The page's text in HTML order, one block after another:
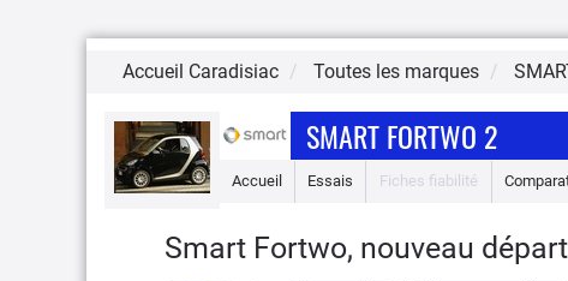
Accueil Caradisiac Toutes les marques
SMART FORTWO 2
Accueil Essais Fiches fiabilité
Smart Fortwo, nouveau